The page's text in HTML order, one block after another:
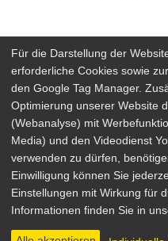
Arthaus Stores
Social Media
Detailsuche
Newsletter
Über Arthaus
Impressum
Datenschutz
AGB
Für die Darstellung der
erforderliche Cookies sowie
den Google Tag Manager.
Optimierung unserer Website
(Webanalyse) mit
Media) und den Videodienst
verwenden zu dürfen,
Einwilligung können Sie
Einstellungen mit Wirkung für
Informationen finden Sie in